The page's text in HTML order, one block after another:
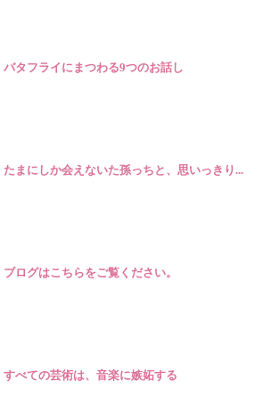
バタフライにまつわる9つのお話し
たまにしか会えないた孫っちと、思いっきり...
ブログはこちらをご覧ください。
すべての芸術は、音楽に嫉妬する